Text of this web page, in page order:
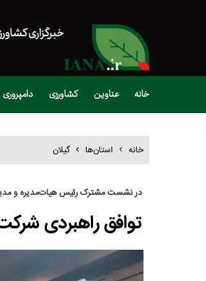
خبرگزاری
خانه عناوین کشاورزی دامپروری
خانه استان‌ها گیلان
در نشست مشترک رئیس هیات‌مدیره و
توافق راهبردی